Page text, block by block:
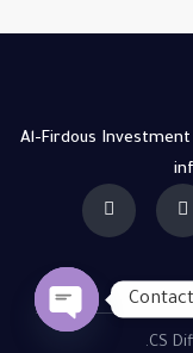
Al-Firdous Investment
CS